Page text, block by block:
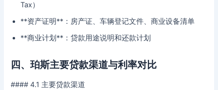
Tax）
**资产证明**：房产证、车辆登记文件、商业设备清单
**商业计划**：贷款用途说明和还款计划
四、珀斯主要贷款渠道与利率对比
#### 4.1 主要贷款渠道